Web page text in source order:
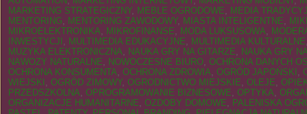
MARKETING STRATEGICZNY, MEBLE OGRODOWE, MEDIA
MENTORING, MENTORING ZAWODOWY, MIASTA INTELIGENTNE,
MIKROELEKTRONIKA, MIKROFINANSE, MODA LUKSUSOWA,
INWESTYCJI , MULTIMEDIA EDUKACYJNE, MULTIMEDIA KULTURALNE
MUZYKA ELEKTRONICZNA, NAUKA GRY NA GITARZE, NAUKA GRY
NAWOZY NATURALNE, NOWOCZESNE BIURO, OCHRONA DANYCH
OCHRONA KONSUMENTA, OCHRONA ZDROWIA, OGRÓD JAPOŃSKI ,
WIEJSKI , OGRÓD ZIMOWY, OGRODNICTWO MIEJSKIE, OLEJE,
PRZEDSZKOLNA, OPROGRAMOWANIE BIZNESOWE, OPTYKA,
ORGANIZACJE HUMANITARNE, OZDOBY DOMOWE, PALENISKA